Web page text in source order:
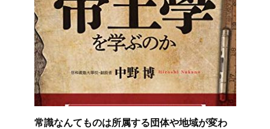
常識なんてものは所属する団体や地域が変わ